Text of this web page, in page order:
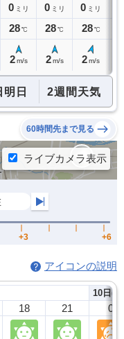
0 ミリ
28℃
2 m/s
0 ミリ
28℃
2 m/s
0 ミリ
28 ℃
2m/s
明日 2週間天気
60時間先まで見る
アイコンの説明
18 21
10日(
0